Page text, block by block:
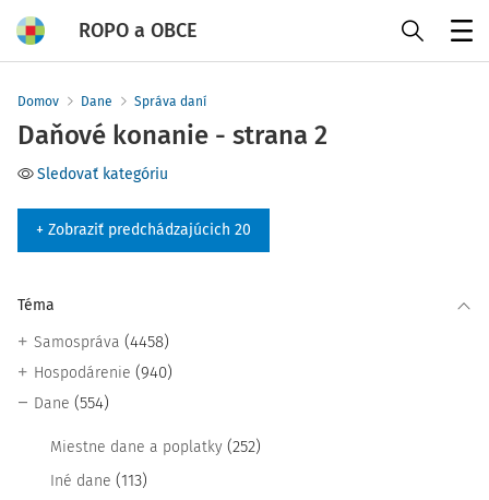
ROPO a OBCE
Domov Dane Správa daní
Daňové konanie - strana 2
Sledovať kategóriu
+ Zobraziť predchádzajúcich 20
Téma
Samospráva (4458)
Hospodárenie (940)
Dane (554)
Miestne dane a poplatky (252)
Iné dane (113)